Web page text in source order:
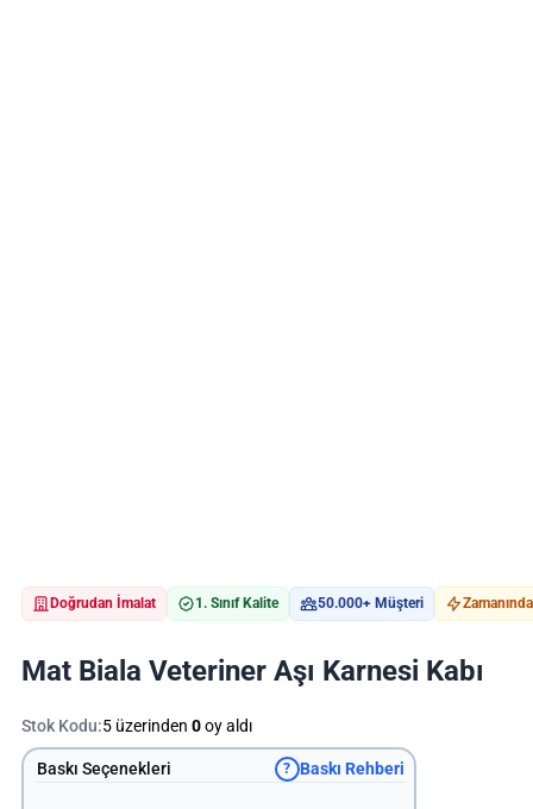
Doğrudan İmalat 1. Sınıf Kalite 50.000+ Müşteri
Mat Biala Veteriner Aşı Karnesi Kabı
Stok Kodu:5 üzerinden 0oy aldı
Baskı Seçenekleri ? Baskı Rehberi